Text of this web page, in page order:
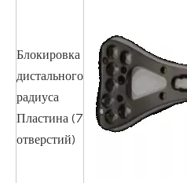
Блокировка
дистального
радиуса
Пластина (7
отверстий)